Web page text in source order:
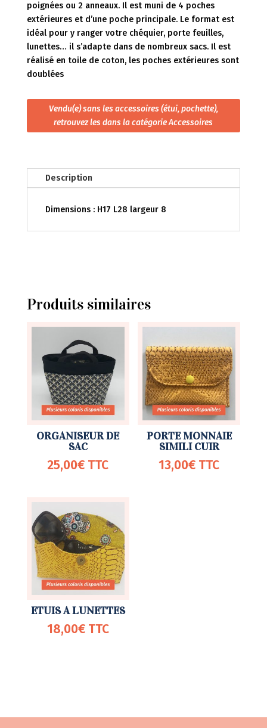
poignées ou 2 anneaux. Il est muni de 4 poches
extérieures et d’une poche principale. Le format est
idéal pour y ranger votre chéquier, porte feuilles,
lunettes… il s’adapte dans de nombreux sacs. Il est
réalisé en toile de coton, les poches extérieures sont
doublées
Vendu(e) sans les accessoires (étui, pochette),
retrouvez les dans la catégorie Accessoires
Description
Dimensions : H17 L28 largeur 8
Produits similaires
ORGANISEUR DE
SAC
25,00€ TTC
PORTE MONNAIE
SIMILI CUIR
13,00€ TTC
ETUIS A LUNETTES
18,00€ TTC